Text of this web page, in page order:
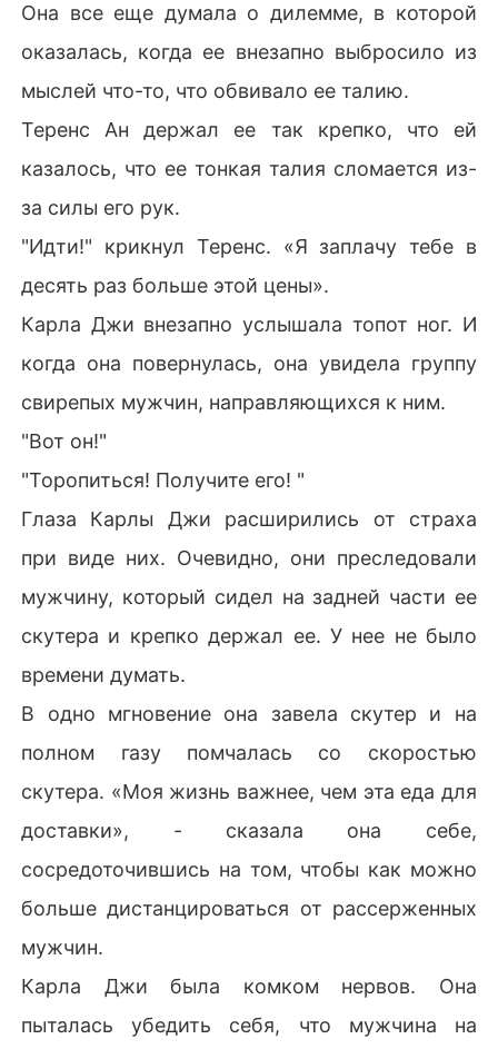
Она все еще думала о дилемме, в которой
оказалась, когда ее внезапно выбросило из
мыслей что-то, что обвивало ее талию.
Теренс Ан держал ее так крепко, что ей
казалось, что ее тонкая талия сломается из-
за силы его рук.
"Идти!" крикнул Теренс. «Я заплачу тебе в
десять раз больше этой цены».
Карла Джи внезапно услышала топот ног. И
когда она повернулась, она увидела группу
свирепых мужчин, направляющихся к ним.
"Вот он!"
"Торопиться! Получите его! "
Глаза Карлы Джи расширились от страха
при виде них. Очевидно, они преследовали
мужчину, который сидел на задней части ее
скутера и крепко держал ее. У нее не было
времени думать.
В одно мгновение она завела скутер и на
полном газу помчалась со скоростью
скутера. «Моя жизнь важнее, чем эта еда для
доставки», - сказала она себе,
сосредоточившись на том, чтобы как можно
больше дистанцироваться от рассерженных
мужчин.
Карла Джи была комком нервов. Она
пыталась убедить себя, что мужчина на